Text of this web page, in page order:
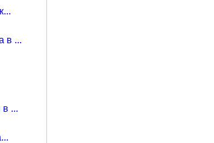
в ...
в ...